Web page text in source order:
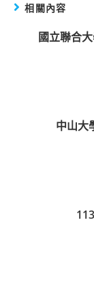
相關內容
國立聯合
中山大